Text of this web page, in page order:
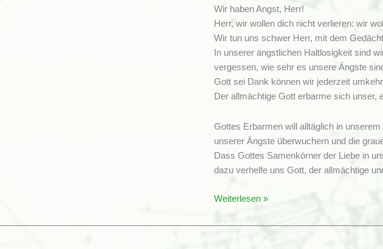
Wir haben Angst, Herr!
Herr, wir wollen dich nicht verlieren: wir
Wir tun uns schwer Herr, mit dem
In unserer ängstlichen Haltlosigkeit sind
vergessen, wie sehr es unsere Ängste
Gott sei Dank können wir jederzeit
Der allmächtige Gott erbarme sich unser,
Gottes Erbarmen will alltäglich in
unserer Ängste überwuchern und die
Dass Gottes Samenkörner der Liebe in
dazu verhelfe uns Gott, der allmächtige
Confiteor
2009
Weiterlesen »